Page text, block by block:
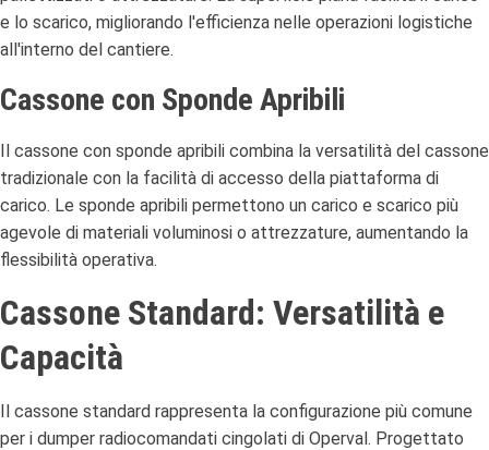
e lo scarico, migliorando l'efficienza nelle operazioni logistiche
all'interno del cantiere.
Cassone con Sponde Apribili
Il cassone con sponde apribili combina la versatilità del cassone
tradizionale con la facilità di accesso della piattaforma di
carico. Le sponde apribili permettono un carico e scarico più
agevole di materiali voluminosi o attrezzature, aumentando la
flessibilità operativa.
Cassone Standard: Versatilità e
Capacità
Il cassone standard rappresenta la configurazione più comune
per i dumper radiocomandati cingolati di Operval. Progettato